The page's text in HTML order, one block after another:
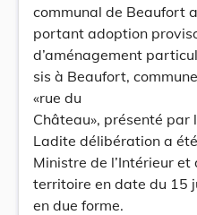
communal de Beaufort
portant adoption
d’aménagement
sis à Beaufort,
«rue du
Château», présenté par
Ladite délibération a
Ministre de l’Intérieur et
territoire en date du 15
en due forme.